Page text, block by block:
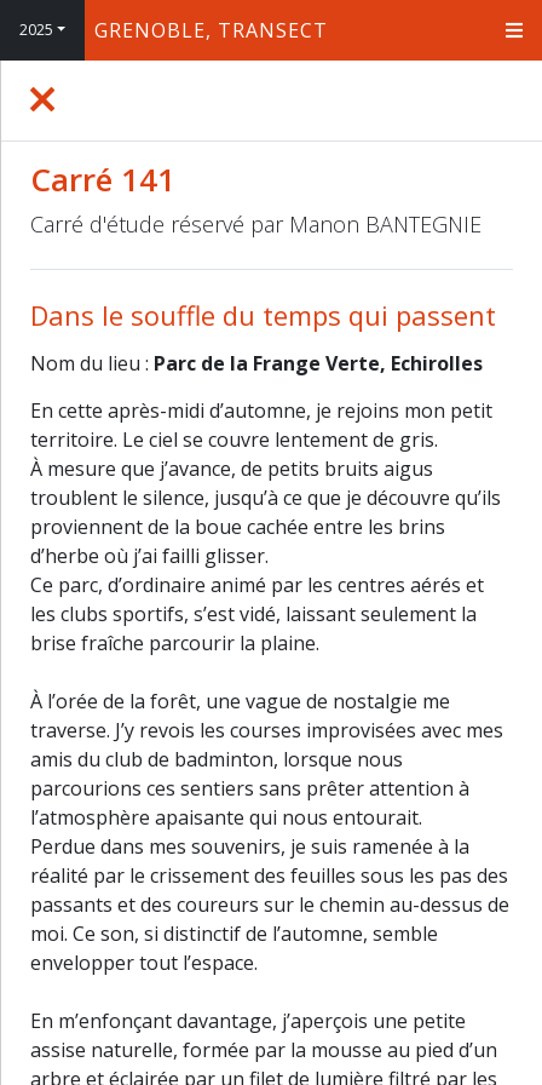
2025 GRENOBLE, TRANSECT
+
Carré 141
Carré d'étude réservé par Manon BANTEGNIE
Dans le souffle du temps qui passent
Nom du lieu : Parc de la Frange Verte, Echirolles
En cette après-midi d’automne, je rejoins mon petit
territoire. Le ciel se couvre lentement de gris.
À mesure que j’avance, de petits bruits aigus
troublent le silence, jusqu’à ce que je découvre qu’ils
proviennent de la boue cachée entre les brins
d’herbe où j’ai failli glisser.
Ce parc, d’ordinaire animé par les centres aérés et
les clubs sportifs, s’est vidé, laissant seulement la
brise fraîche parcourir la plaine.
À l’orée de la forêt, une vague de nostalgie me
traverse. J’y revois les courses improvisées avec mes
amis du club de badminton, lorsque nous
parcourions ces sentiers sans prêter attention à
l’atmosphère apaisante qui nous entourait.
Perdue dans mes souvenirs, je suis ramenée à la
réalité par le crissement des feuilles sous les pas des
passants et des coureurs sur le chemin au-dessus de
moi. Ce son, si distinctif de l’automne, semble
envelopper tout l’espace.
En m’enfonçant davantage, j’aperçois une petite
assise naturelle, formée par la mousse au pied d’un
arbre et éclairée par un filet de lumière filtré par les